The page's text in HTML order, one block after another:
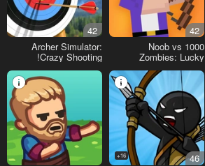
42
Noob vs 1000
Zombies: Lucky
Blocks
42
Archer Simulator:
Crazy Shooting!
46
16+